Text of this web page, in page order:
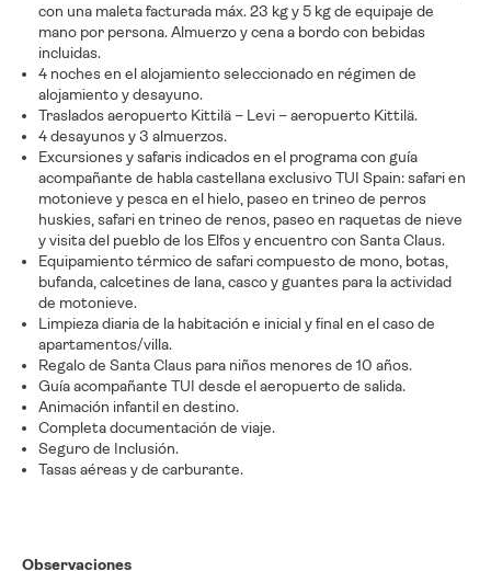
con una maleta facturada máx. 23 kg y 5 kg de equipaje de
mano por persona. Almuerzo y cena a bordo con bebidas
incluidas.
4 noches en el alojamiento seleccionado en régimen de
alojamiento y desayuno.
Traslados aeropuerto Kittilä – Levi – aeropuerto Kittilä.
4 desayunos y 3 almuerzos.
Excursiones y safaris indicados en el programa con guía
acompañante de habla castellana exclusivo TUI Spain: safari en
motonieve y pesca en el hielo, paseo en trineo de perros
huskies, safari en trineo de renos, paseo en raquetas de nieve
y visita del pueblo de los Elfos y encuentro con Santa Claus.
Equipamiento térmico de safari compuesto de mono, botas,
bufanda, calcetines de lana, casco y guantes para la actividad
de motonieve.
Limpieza diaria de la habitación e inicial y final en el caso de
apartamentos/villa.
Regalo de Santa Claus para niños menores de 10 años.
Guía acompañante TUI desde el aeropuerto de salida.
Animación infantil en destino.
Completa documentación de viaje.
Seguro de Inclusión.
Tasas aéreas y de carburante.
Observaciones